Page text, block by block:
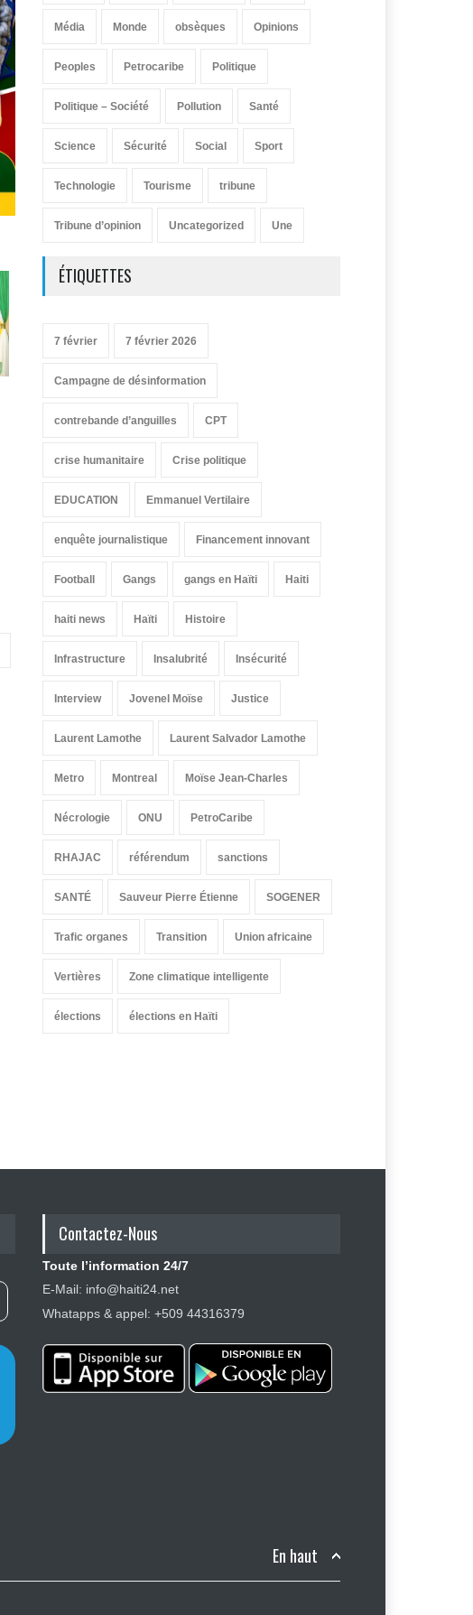
Média Monde obsèques Opinions
Peoples Petrocaribe Politique
Politique – Société Pollution Santé
Science Sécurité Social Sport
Technologie Tourisme tribune
Tribune d’opinion Uncategorized Une
ÉTIQUETTES
7 février 7 février 2026
Campagne de désinformation
contrebande d’anguilles CPT
crise humanitaire Crise politique
EDUCATION Emmanuel Vertilaire
enquête journalistique Financement innovant
Football Gangs gangs en Haïti Haiti
haiti news Haïti Histoire
Infrastructure Insalubrité Insécurité
Interview Jovenel Moïse Justice
Laurent Lamothe Laurent Salvador Lamothe
Metro Montreal Moïse Jean-Charles
Nécrologie ONU PetroCaribe
RHAJAC référendum sanctions
SANTÉ Sauveur Pierre Étienne SOGENER
Trafic organes Transition Union africaine
Vertières Zone climatique intelligente
élections élections en Haïti
Contactez-Nous
Toute l’information 24/7
E-Mail: info@haiti24.net
Whatapps & appel: +509 44316379
En haut